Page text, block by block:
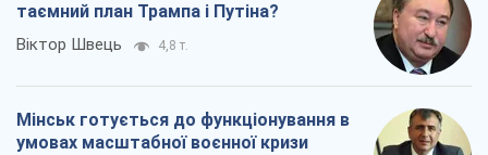
таємний план Трампа і Путіна?
Віктор Швець 4,8 т.
Мінськ готується до функціонування в
умовах масштабної воєнної кризи